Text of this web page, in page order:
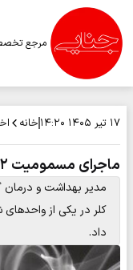
مرجع
۱۷ تیر ۱۴۰۵ ۱۴:۲۰ خانه
ماجرای مسمومیت ۲۲ نفر در شهرک صنعتی
کلر در یکی از
داد.